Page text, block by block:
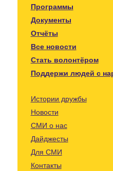
Программы
Документы
Отчёты
Все новости
Стать волонтёром
Поддержи людей с
Истории дружбы
Новости
СМИ о нас
Дайджесты
Для СМИ
Контакты